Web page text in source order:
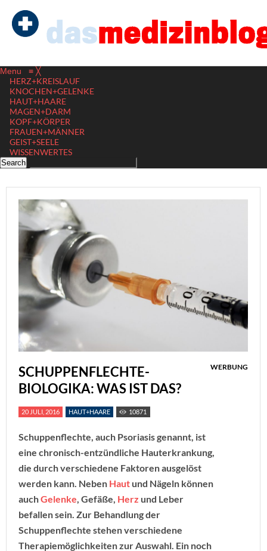
Menu ≡ ╳
HERZ+KREISLAUF
KNOCHEN+GELENKE
HAUT+HAARE
MAGEN+DARM
KOPF+KÖRPER
FRAUEN+MÄNNER
GEIST+SEELE
WISSENWERTES
SCHUPPENFLECHTE-
BIOLOGIKA: WAS IST DAS?
WERBUNG
20 JULI, 2016 HAUT+HAARE 10871
Schuppenflechte, auch Psoriasis genannt, ist
eine chronisch-entzündliche Hauterkrankung,
die durch verschiedene Faktoren ausgelöst
werden kann. Neben Haut und Nägeln können
auchGelenke , Gefäße, Herz und Leber
befallen sein. Zur Behandlung der
Schuppenflechte stehen verschiedene
Therapiemöglichkeiten zur Auswahl. Ein noch